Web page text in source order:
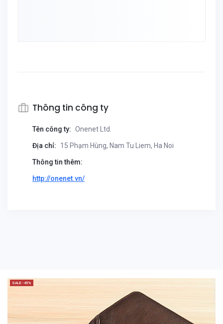
Thông tin công ty
Tên công ty: Onenet Ltd.
Địa chỉ: 15 Phạm Hùng, Nam Tu Liem, Ha Noi
Thông tin thêm:
http://onenet.vn/
SALE -45%